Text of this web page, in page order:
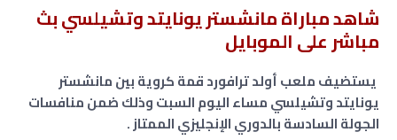
شاهد مباراة مانشستر يونايتد وتشيلسي بث
مباشر على الموبايل
يستضيف ملعب أولد ترافورد قمة كروية بين مانشستر
يونايتد وتشيلسي مساء اليوم السبتوذلكضمن منافسات
الجولة السادسة بالدوري الإنجليزي الممتاز .